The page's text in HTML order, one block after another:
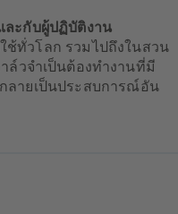
ละกับผู้ปฏิบัติงาน
ช้ทั่วโลก รวมไปถึงในสวน
ล์วจำเป็นต้องทำงานที่มี
ลายเป็นประสบการณ์อัน